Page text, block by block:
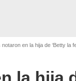
en la hija de ‘Betty la